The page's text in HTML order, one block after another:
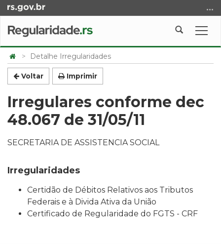
para
para
para
Abrir
Início
do
conteúdo
Detalhe Irregularidades
Voltar Imprimir
Irregulares conforme dec
48.067 de 31/05/11
SECRETARIA DE ASSISTENCIA SOCIAL
Irregularidades
Certidão de Débitos Relativos aos Tributos
Federais e à Divida Ativa da União
Certificado de Regularidade do FGTS - CRF